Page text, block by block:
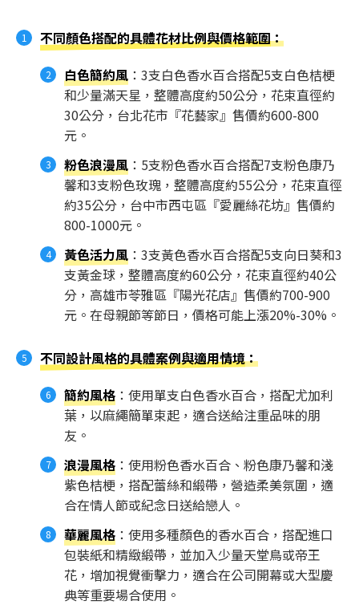
不同顏色搭配的具體花材比例與價格範圍：
白色簡約風 ：3支白色香水百合搭配5支白色桔梗
和少量滿天星，整體高度約50公分，花束直徑約
30公分，台北花市『花藝家』售價約600-800
元。
粉色浪漫風 ：5支粉色香水百合搭配7支粉色康乃
馨和3支粉色玫瑰，整體高度約55公分，花束直徑
約35公分，台中市西屯區『愛麗絲花坊』售價約
800-1000元。
黃色活力風 ：3支黃色香水百合搭配5支向日葵和3
支黃金球，整體高度約60公分，花束直徑約40公
分，高雄市苓雅區『陽光花店』售價約700-900
元。在母親節等節日，價格可能上漲20%-30%。
不同設計風格的具體案例與適用情境：
簡約風格 ：使用單支白色香水百合，搭配尤加利
葉，以麻繩簡單束起，適合送給注重品味的朋
友。
浪漫風格 ：使用粉色香水百合、粉色康乃馨和淺
紫色桔梗，搭配蕾絲和緞帶，營造柔美氛圍，適
合在情人節或紀念日送給戀人。
華麗風格 ：使用多種顏色的香水百合，搭配進口
包裝紙和精緻緞帶，並加入少量天堂鳥或帝王
花，增加視覺衝擊力，適合在公司開幕或大型慶
典等重要場合使用。